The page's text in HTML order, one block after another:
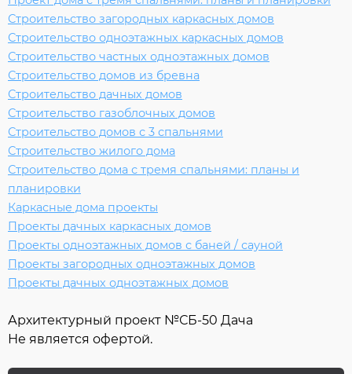
Строительство загородных каркасных домов
Строительство одноэтажных каркасных домов
Строительство частных одноэтажных домов
Строительство домов из бревна
Строительство дачных домов
Строительство газоблочных домов
Строительство домов с 3 спальнями
Строительство жилого дома
Строительство дома с тремя спальнями: планы и
планировки
Каркасные дома проекты
Проекты дачных каркасных домов
Проекты одноэтажных домов с баней / сауной
Проекты загородных одноэтажных домов
Проекты дачных одноэтажных домов
Архитектурный проект №СБ-50 Дача
Не является офертой.